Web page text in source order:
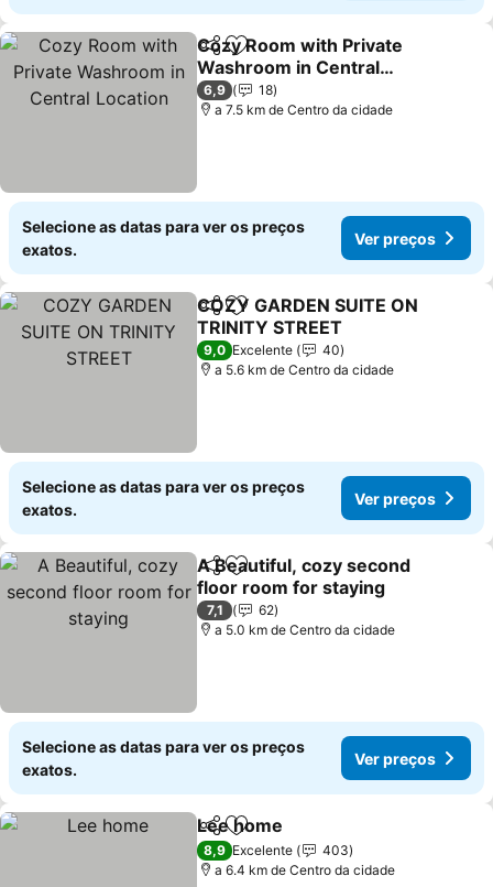
PartilharAdicionar aos favoritos
Cozy Room with Private
Washroom in Central
Location
Ver preços
6,9
18
a 7.5 km de Centro da cidade
Selecione as datas para ver os preços
exatos.
Ver preços
PartilharAdicionar aos favoritos
COZY GARDEN SUITE ON
TRINITY STREET
Ver preços
9,0 Excelente
40
a 5.6 km de Centro da cidade
Selecione as datas para ver os preços
exatos.
Ver preços
PartilharAdicionar aos favoritos
A Beautiful, cozy second
floor room for staying
Ver preços
7,1
62
a 5.0 km de Centro da cidade
Selecione as datas para ver os preços
exatos.
Ver preços
PartilharAdicionar aos favoritos
Lee home
8,9 Excelente
403
a 6.4 km de Centro da cidade